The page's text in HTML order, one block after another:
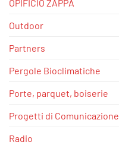
OPIFICIO ZAPPA
Outdoor
Partners
Pergole Bioclimatiche
Porte, parquet, boiserie
Progetti di Comunicazione
Radio